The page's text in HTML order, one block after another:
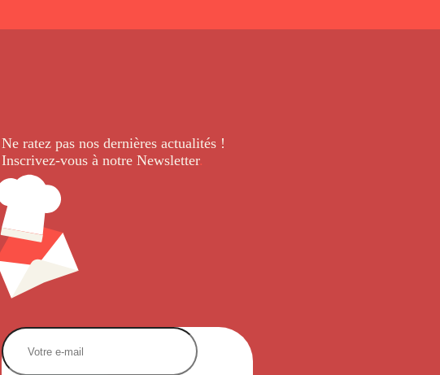
Ne ratez pas nos dernièresactualités !
Inscrivez-vous à notre Newsletter.